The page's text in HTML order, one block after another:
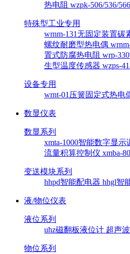
热电阻 wzpk-506/536/
特殊型工业专用
wrnm-131无固定装置碳
螺纹耐磨型热电偶
置式防腐热电阻 wrp-
生型温度传感器 wzps-
设备专用
wrnt-01压簧固定式热电
数显仪表
数显系列
xmta-1000智能数字显示
流量积算控制仪 xmba-
变送模块系列
hhpd智能配电器 hhgl智
液/物位仪表
液位系列
uhz磁翻板液位计 超声
物位系列